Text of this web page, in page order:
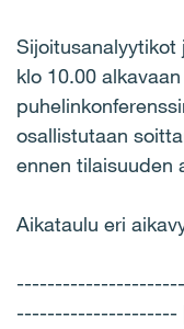
Sijoitusanalyytikot
klo 10.00
osallistutaan
ennen tilaisuuden
Aikataulu eri
--------------------- |